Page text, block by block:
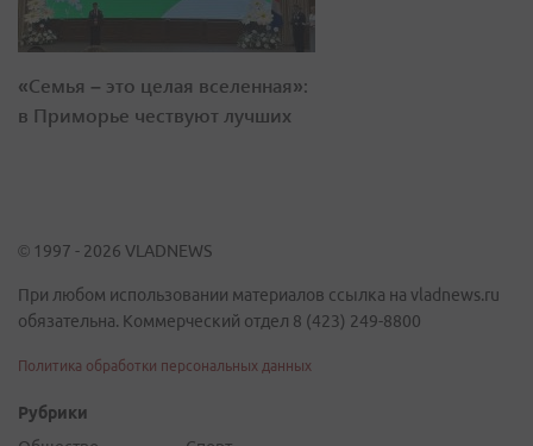
«Семья – это целая вселенная»:
в Приморье чествуют лучших
© 1997 - 2026 VLADNEWS
При любом использовании материалов ссылка на vladnews.ru
обязательна. Коммерческий отдел 8 (423) 249-8800
Политика обработки персональных данных
Рубрики